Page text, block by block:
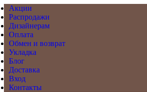
Акции
Распродажи
Дизайнерам
Оплата
Обмен и возврат
Укладка
Блог
Доставка
Вход
Контакты